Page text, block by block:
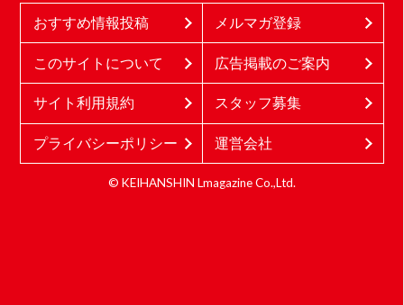
おすすめ情報投稿 メルマガ登録
このサイトについて 広告掲載のご案内
サイト利用規約 スタッフ募集
プライバシーポリシー 運営会社
© KEIHANSHIN Lmagazine Co.,Ltd.